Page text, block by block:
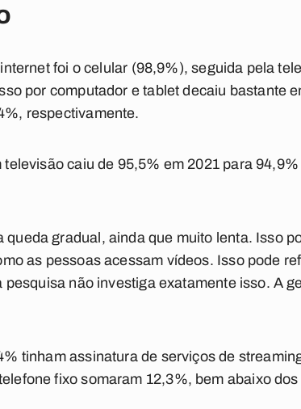
foi o celular (98,9%), seguida pela
por computador e tablet decaiu bastante
respectivamente.
caiu de 95,5% em 2021 para
queda gradual, ainda que muito lenta. Isso
as pessoas acessam vídeos. Isso pode
pesquisa não investiga exatamente isso. A
tinham assinatura de serviços de
fixo somaram 12,3%, bem abaixo